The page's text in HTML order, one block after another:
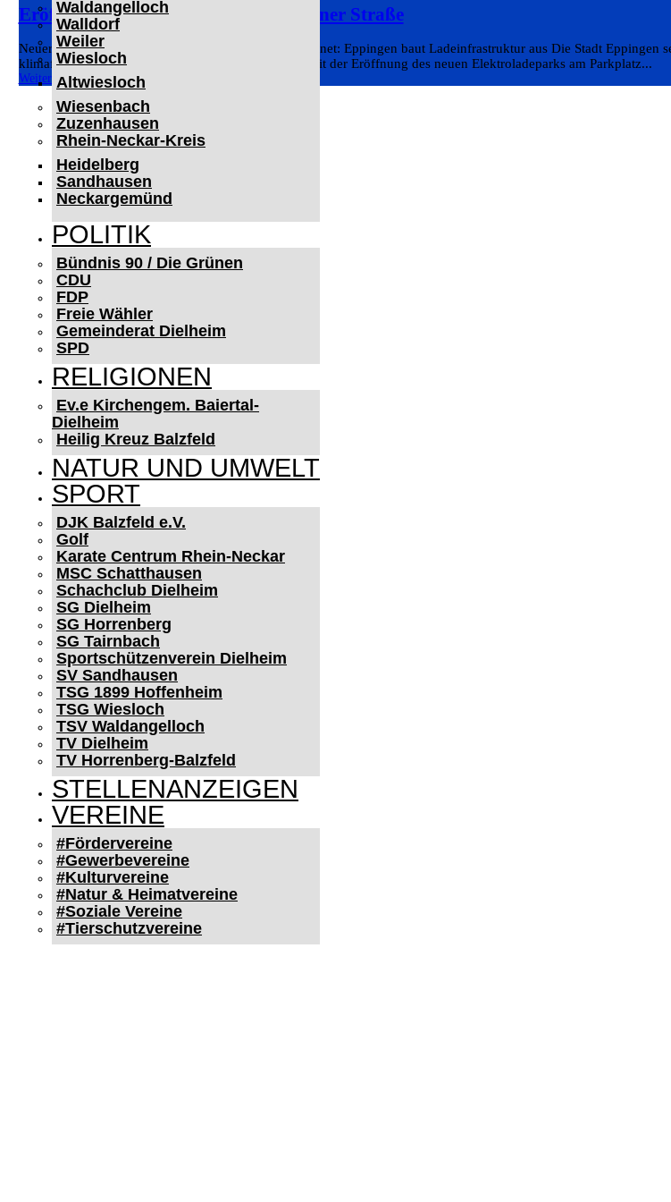
Waldangelloch
Walldorf
Weiler
Wiesloch
Altwiesloch
Wiesenbach
Zuzenhausen
Rhein-Neckar-Kreis
Heidelberg
Sandhausen
Neckargemünd
POLITIK
Bündnis 90 / Die Grünen
CDU
FDP
Freie Wähler
Gemeinderat Dielheim
SPD
RELIGIONEN
Ev.e Kirchengem. Baiertal-
Dielheim
Heilig Kreuz Balzfeld
NATUR UND UMWELT
SPORT
DJK Balzfeld e.V.
Golf
Karate Centrum Rhein-Neckar
MSC Schatthausen
Schachclub Dielheim
SG Dielheim
SG Horrenberg
SG Tairnbach
Sportschützenverein Dielheim
SV Sandhausen
TSG 1899 Hoffenheim
TSG Wiesloch
TSV Waldangelloch
TV Dielheim
TV Horrenberg-Balzfeld
STELLENANZEIGEN
VEREINE
#Fördervereine
#Gewerbevereine
#Kulturvereine
#Natur & Heimatvereine
#Soziale Vereine
#Tierschutzvereine
Eröffnung Elektroladepark Heilbronner Straße
Neuer Elektroladepark in der Heilbronner Straße eröffnet: Eppingen baut Ladeinfrastruktur aus Die Stadt Eppingen
klimafreundliche und zukunftsfähige Mobilität um. Mit der Eröffnung des neuen Elektroladeparks am Parkplatz...
Weiterlesen